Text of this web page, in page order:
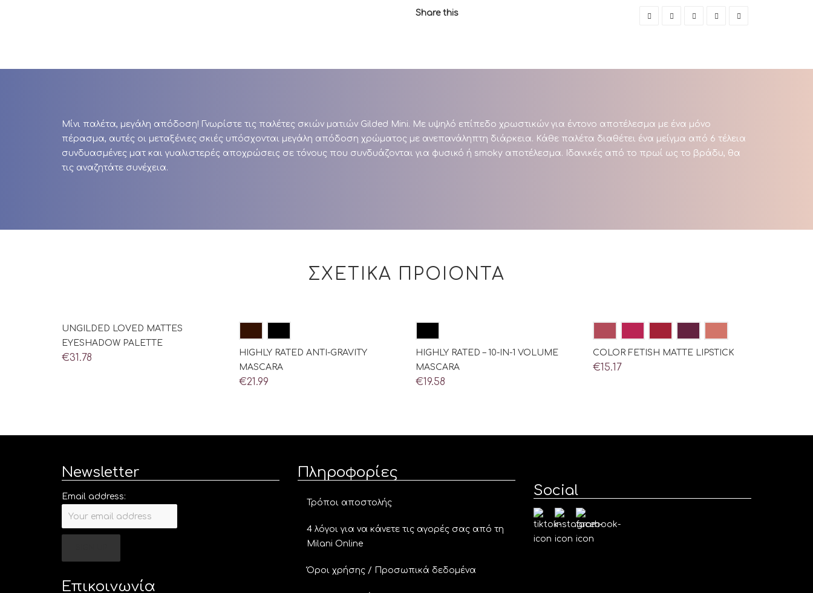
Share this
Μίνι παλέτα, μεγάλη απόδοση! Γνωρίστε τις παλέτες σκιών ματιών Gilded Mini. Με υψηλό επίπεδο χρωστικών για έντονο αποτέλεσμα με ένα μόνο
πέρασμα, αυτές οι μεταξένιες σκιές υπόσχονται μεγάλη απόδοση χρώματος με ανεπανάληπτη διάρκεια. Κάθε παλέτα διαθέτει ένα μείγμα από 6 τέλεια
συνδυασμένες ματ και γυαλιστερές αποχρώσεις σε τόνους που συνδυάζονται για φυσικό ή smoky αποτέλεσμα. Ιδανικές από το πρωί ως το βράδυ, θα
τις αναζητάτε συνέχεια.
ΣΧΕΤΙΚΑ ΠΡΟΙΟΝΤΑ
UNGILDED LOVED MATTES
EYESHADOW PALETTE
€31.78
HIGHLY RATED ANTI-GRAVITY
MASCARA
€21.99
HIGHLY RATED – 10-IN-1 VOLUME
MASCARA
€19.58
COLOR FETISH MATTE LIPSTICK
€15.17
Newsletter
Email address:
Επικοινωνία
Πληροφορίες
Τρόποι αποστολής
4 λόγοι για να κάνετε τις αγορές σας από τη
Milani Online
Όροι χρήσης / Προσωπικά δεδομένα
Social